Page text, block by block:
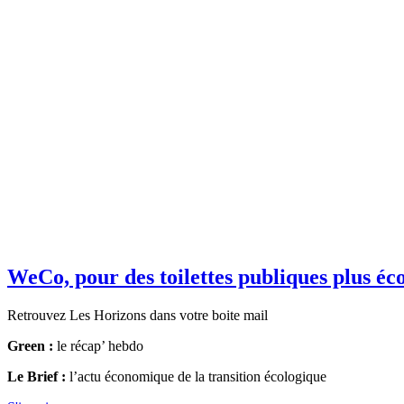
WeCo, pour des toilettes publiques plus
Retrouvez Les Horizons dans votre boite mail
Green : le récap’ hebdo
Le Brief : l’actu économique de la transition écologique